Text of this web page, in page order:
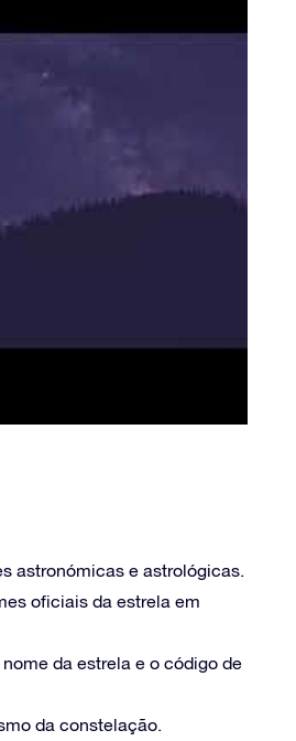
astronómicas e astrológicas.
oficiais da estrela em
da estrela e o código de
da constelação.